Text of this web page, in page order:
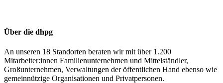
Über die dhpg
An unseren 18 Standorten beraten wir mit über 1.200
Mitarbeiter:innen Familienunternehmen und Mittelständler,
Großunternehmen, Verwaltungen der öffentlichen Hand ebenso wie
gemeinnützige Organisationen und Privatpersonen.